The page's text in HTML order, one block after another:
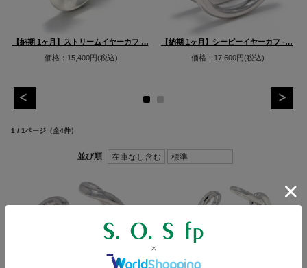
【納期 1ヶ月】ストリームイヤーカフ …
価格：15,400円(税込)
【納期 1ヶ月】シーピーイヤーカフ -…
価格：17,600円(税込)
1 / 1ページ （全4件）